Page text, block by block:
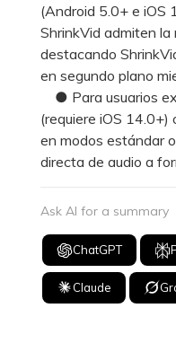
(Android 5.0+ e iOS
ShrinkVid admiten la
destacando
en segundo plano
● Para usuarios
(requiere iOS
en modos estándar
directa de audio a
Ask AI for a summary
ChatGPT
Claude